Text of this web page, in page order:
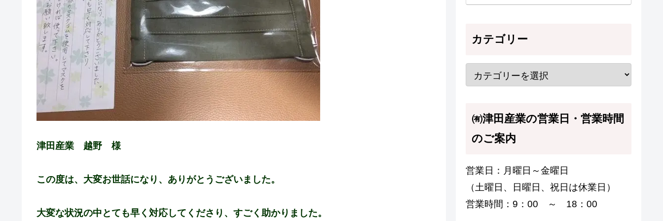
津田産業 越野 様
この度は、大変お世話になり、ありがとうございました。
大変な状況の中とても早く対応してくださり、すごく助かりました。
カテゴリー
㈲津田産業の営業日・営業時間
のご案内
営業日：月曜日～金曜日
（土曜日、日曜日、祝日は休業日）
営業時間：9：00 ～ 18：00